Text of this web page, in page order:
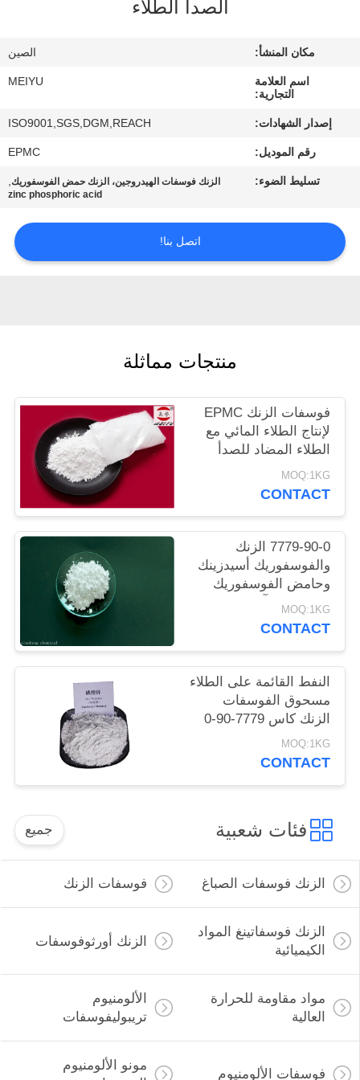
الجودة
اتصل
اطلب
اقتباس
الصدأ الطلاء
مكان المنشأ: الصين
اسم العلامة
التجارية:
MEIYU
إصدار الشهادات: ISO9001,SGS,DGM,REACH
رقم الموديل: EPMC
تسليط الضوء: الزنك فوسفات الهيدروجين، الزنك حمض الفوسفوريك,
zinc phosphoric acid
اتصل بنا!
منتجات مماثلة
فوسفات الزنك EPMC
لإنتاج الطلاء المائي مع
الطلاء المضاد للصدأ
منخفض المعادن الثقيلة
MOQ:1KG
CONTACT
7779-90-0 الزنك
والفوسفوريك أسيدزينك
وحامض الفوسفوريك
المضادة للتآكل الطلاء
للصلب
MOQ:1KG
CONTACT
النفط القائمة على الطلاء
مسحوق الفوسفات
الزنك كاس 7779-90-0
للسفن والصلب الهياكل
حماية
MOQ:1KG
CONTACT
فئات شعبية جميع
الزنك فوسفات الصباغ فوسفات الزنك
الزنك فوسفاتينغ المواد
الكيميائية
الزنك أورثوفوسفات
مواد مقاومة للحرارة
العالية
الألومنيوم
تريبوليفوسفات
فوسفات الألومنيوم
مونو الألومنيوم